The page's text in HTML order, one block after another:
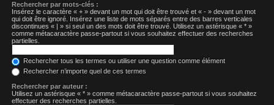
Rechercher par mots-clés :
Insérez le caractère « + » devant un mot qui doit être trouvé et « - » devant un mot
qui doit être ignoré. Insérez une liste de mots séparés entre des barres verticales
discontinues « | » si seul un des mots doit être trouvé. Utilisez un astérisque « * »
comme métacaractère passe-partout si vous souhaitez effectuer des recherches
partielles.
Rechercher tous les termes ou utiliser une question comme élément
Rechercher n’importe quel de ces termes
Rechercher par auteur :
Utilisez un astérisque « * » comme métacaractère passe-partout si vous souhaitez
effectuer des recherches partielles.